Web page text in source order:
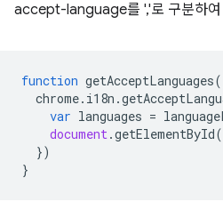
accept-language를 ','로 구분하여
function getAcceptLanguages
chrome. i18n .
var languages =
document.getElementById(
})
}